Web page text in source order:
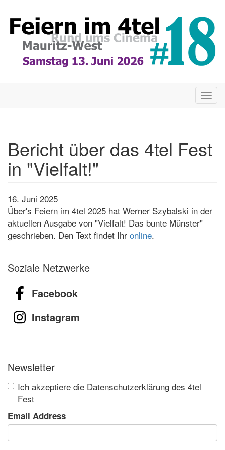
zum
Inhalt
Bericht über das 4tel Fest
in "Vielfalt!"
16. Juni 2025
Über's Feiern im 4tel 2025 hat Werner Szybalski in der
aktuellen Ausgabe von "Vielfalt! Das bunte Münster"
geschrieben. Den Text findet Ihr online.
Soziale Netzwerke
Facebook
Instagram
Newsletter
Ich akzeptiere die Datenschutzerklärung des 4tel
Fest
Email Address